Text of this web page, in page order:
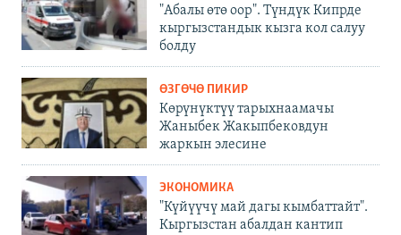
"Абалы өтө оор". Түндүк Кипрде
кыргызстандык кызга кол салуу
болду
ӨЗГӨЧӨ ПИКИР
Көрүнүктүү тарыхнаамачы
Жаныбек Жакыпбековдун
жаркын элесине
ЭКОНОМИКА
"Күйүүчү май дагы кымбаттайт".
Кыргызстан абалдан кантип